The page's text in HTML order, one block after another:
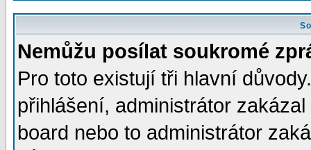
Nemůžu posílat soukromé
Pro toto existují tři hlavní
přihlášení, administrátor
board nebo to administrátor